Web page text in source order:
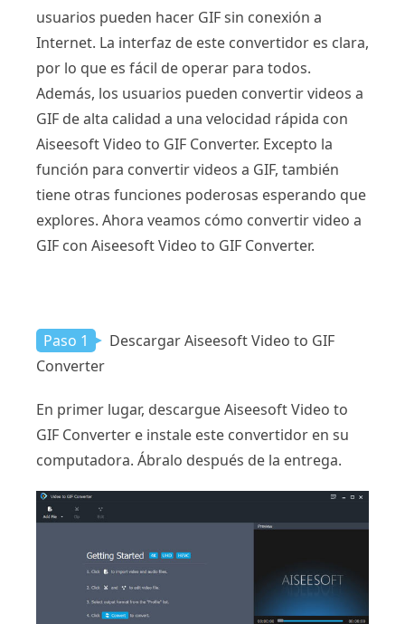
usuarios pueden hacer GIF sin conexión a
Internet. La interfaz de este convertidor es clara,
por lo que es fácil de operar para todos.
Además, los usuarios pueden convertir videos a
GIF de alta calidad a una velocidad rápida con
Aiseesoft Video to GIF Converter. Excepto la
función para convertir videos a GIF, también
tiene otras funciones poderosas esperando que
explores. Ahora veamos cómo convertir video a
GIF con Aiseesoft Video to GIF Converter.
Paso 1
Descargar Aiseesoft Video to GIF
Converter
En primer lugar, descargue Aiseesoft Video to
GIF Converter e instale este convertidor en su
computadora. Ábralo después de la entrega.